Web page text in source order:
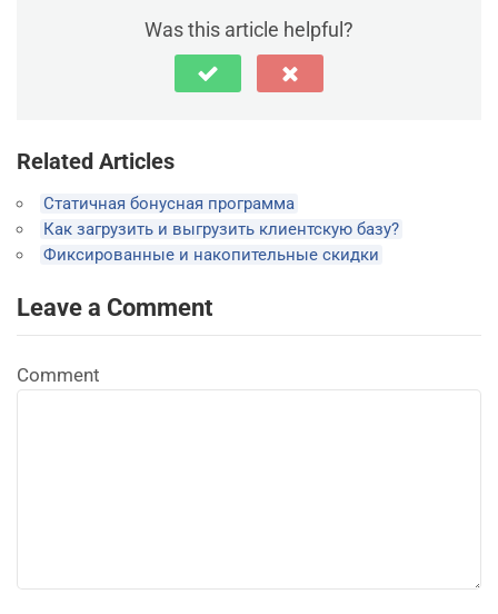
Was this article helpful?
Related Articles
Статичная бонусная программа
Как загрузить и выгрузить клиентскую базу?
Фиксированные и накопительные скидки
Leave a Comment
Comment